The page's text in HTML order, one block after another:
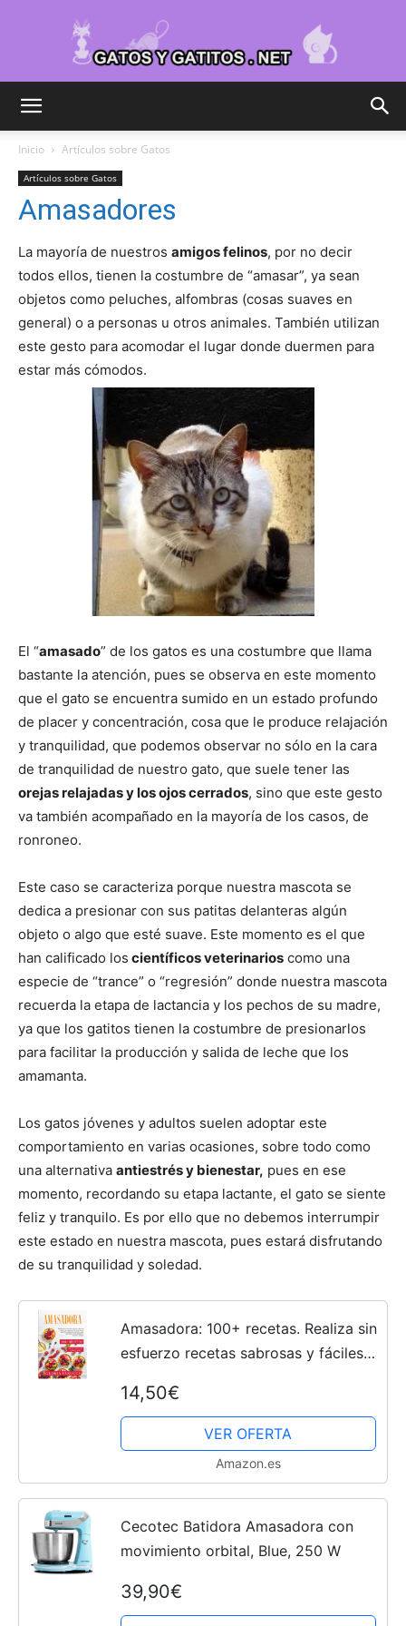
–
Fotos
–
Razas
Gatos
Inicio Artículos sobre Gatos
Artículos sobre Gatos
Amasadores
La mayoría de nuestros amigos felinos, por no decir
todos ellos, tienen la costumbre de “amasar”, ya sean
objetos como peluches, alfombras (cosas suaves en
general) o a personas u otros animales. También utilizan
este gesto para acomodar el lugar donde duermen para
estar más cómodos.
El “amasado” de los gatos es una costumbre que llama
bastante la atención, pues se observa en este momento
que el gato se encuentra sumido en un estado profundo
de placer y concentración, cosa que le produce relajación
y tranquilidad, que podemos observar no sólo en la cara
de tranquilidad de nuestro gato, que suele tener las
orejas relajadas y los ojos cerrados, sino que este gesto
va también acompañado en la mayoría de los casos, de
ronroneo.
Este caso se caracteriza porque nuestra mascota se
dedica a presionar con sus patitas delanteras algún
objeto o algo que esté suave. Este momento es el que
han calificado los científicos veterinarios como una
especie de “trance” o “regresión” donde nuestra mascota
recuerda la etapa de lactancia y los pechos de su madre,
ya que los gatitos tienen la costumbre de presionarlos
para facilitar la producción y salida de leche que los
amamanta.
Los gatos jóvenes y adultos suelen adoptar este
comportamiento en varias ocasiones, sobre todo como
una alternativa antiestrés y bienestar, pues en ese
momento, recordando su etapa lactante, el gato se siente
feliz y tranquilo. Es por ello que no debemos interrumpir
este estado en nuestra mascota, pues estará disfrutando
de su tranquilidad y soledad.
Amasadora: 100+ recetas. Realiza sin
esfuerzo recetas sabrosas y fáciles
aperitivos hasta los postres, para
disfrutar con tu...
14,50€
VER OFERTA
Amazon.es
Cecotec Batidora Amasadora con
movimiento orbital, Blue, 250 W
39,90€